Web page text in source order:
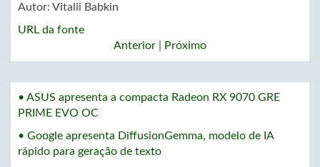
Autor: Vitalii Babkin
URL da fonte
Anterior
Próximo
• ASUS apresenta a compacta Radeon RX 9070 GRE
PRIME EVO OC
• Google apresenta DiffusionGemma, modelo de IA
rápido para geração de texto